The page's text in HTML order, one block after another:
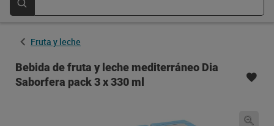
Fruta y leche
Bebida de fruta y leche mediterráneo Dia
Saborfera pack 3 x 330 ml